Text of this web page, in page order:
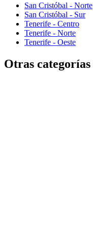
San Cristóbal - Norte
San Cristóbal - Sur
Tenerife - Centro
Tenerife - Norte
Tenerife - Oeste
Otras categorías